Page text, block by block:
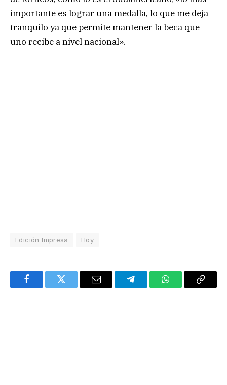
importante es lograr una medalla, lo que me deja
tranquilo ya que permite mantener la beca que
uno recibe a nivel nacional».
Edición Impresa Hoy
FacebookTwitter Email TelegramWhatsAppCopy